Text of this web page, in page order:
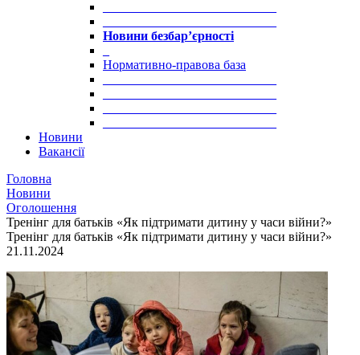
Новини безбар’єрності
Нормативно-правова база
Новини
Вакансії
Головна
Новини
Оголошення
Тренінг для батьків «Як підтримати дитину у часи війни?»
Тренінг для батьків «Як підтримати дитину у часи війни?»
21.11.2024